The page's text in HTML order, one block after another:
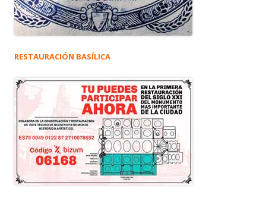
RESTAURACIÓN BASÍLICA